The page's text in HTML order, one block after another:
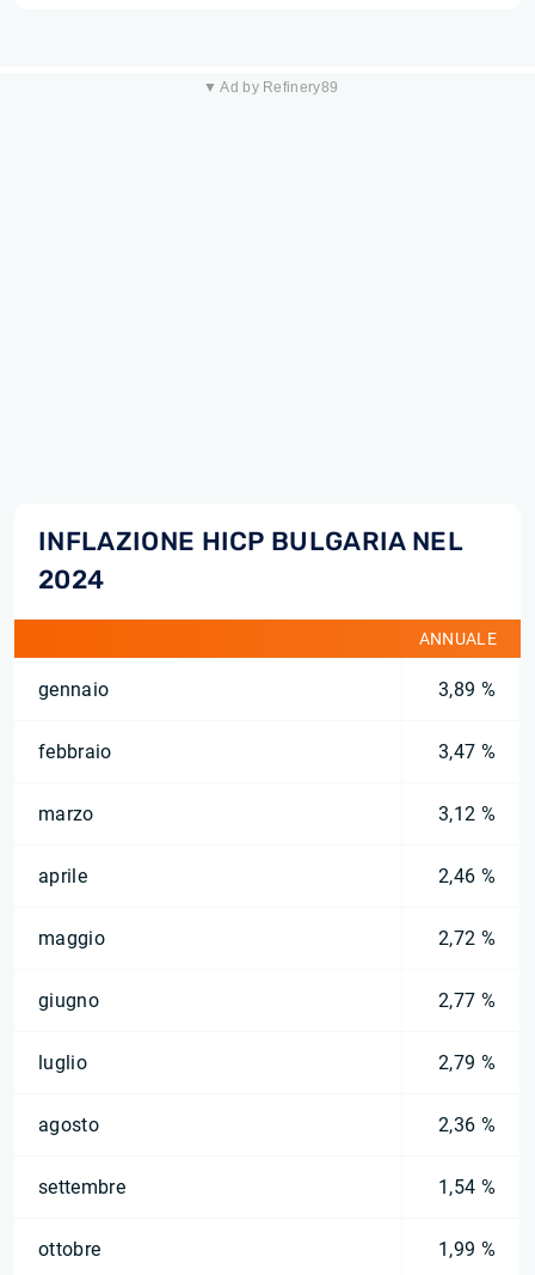
▼ Ad by Refinery89
INFLAZIONE HICP BULGARIA NEL
2024
ANNUALE
gennaio 3,89 %
febbraio 3,47 %
marzo 3,12 %
aprile 2,46 %
maggio 2,72 %
giugno 2,77 %
luglio 2,79 %
agosto 2,36 %
settembre 1,54 %
ottobre 1,99 %